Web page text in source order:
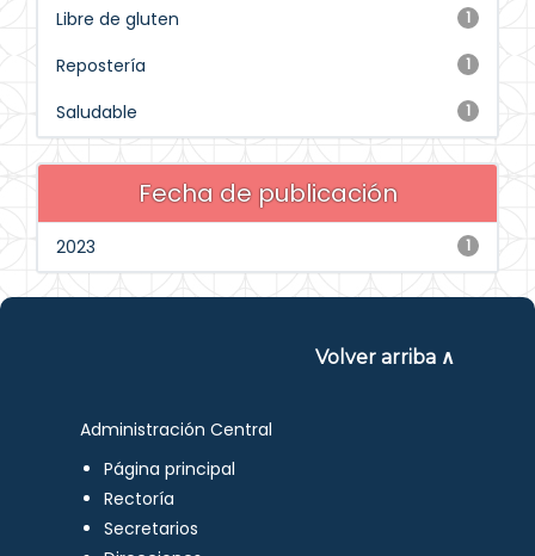
1
Libre de gluten
1
Repostería
1
Saludable
Fecha de publicación
1
2023
Volver arriba ∧
Administración Central
Página principal
Rectoría
Secretarios